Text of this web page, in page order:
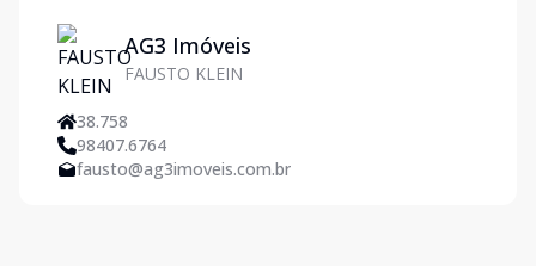
AG3 Imóveis
FAUSTO KLEIN
38.758
98407.6764
fausto@ag3imoveis.com.br